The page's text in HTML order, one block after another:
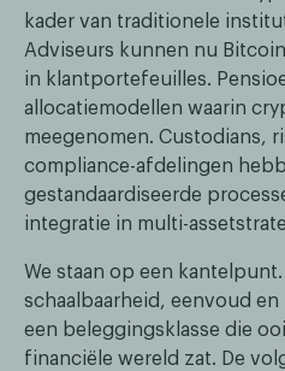
kader van traditionele
Adviseurs kunnen nu
in klantportefeuilles.
allocatiemodellen waarin
meegenomen. Custodians,
compliance-afdelingen
gestandaardiseerde
integratie in multi-
We staan op een
schaalbaarheid, eenvoud
een beleggingsklasse die
financiële wereld zat. De